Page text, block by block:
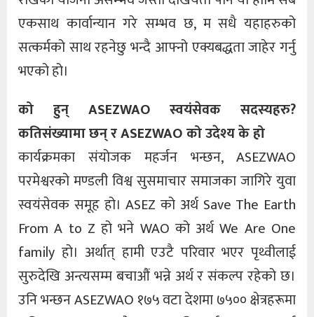
एकसाथ कार्वान्यान गरे सम्भव छ, म सधै यहाहरुको
सत्कर्मको साथ रहनेछु भन्दै आफ्नो एक्यबद्धता जाहेर गर्नु
भएको हो।
को हुन् ASEZWAO स्वयंसेवक सदस्यहरु?
कतिसंख्यामा छन् र ASEZWAO को उदेश्य के हो
कार्यक्रमका संयोजक महर्जन भन्छन, ASEZWAO
परमेश्वरको मण्डली विश्व सुसमाचार समाजका जागिरे युवा
स्वयंसेवक समूह हो। ASEZ को अर्थ Save The Earth
From A to Z हो भने WAO को अर्थ We Are One
family हो। अर्थात् हामी एउटै परिवार भएर पृथ्वीलाई
सुरुदेखि अन्त्यसम्म बचाऔं भन्ने अर्थ र संकल्प रहेको छ।
उनि भन्छन ASEZWAO १७५ वटा देशमा ७५०० क्षेत्रहरूमा